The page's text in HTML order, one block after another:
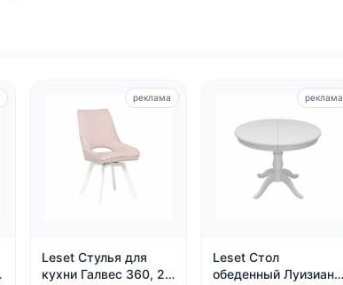
Leset Стулья для
кухни Галвес 360, 2
реклама
Leset Стол
обеденный Луизиана
реклама